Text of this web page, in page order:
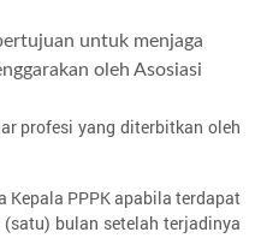
untuk menjaga
oleh Asosiasi
profesi yang diterbitkan oleh
Kepala PPPK apabila terdapat
bulan setelah terjadinya